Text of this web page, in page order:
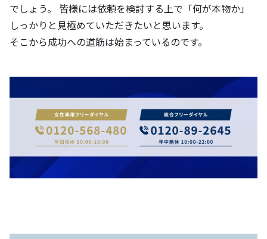
でしょう。 皆様には依頼を検討する上で「何が本物か」
しっかりと見極めていただきたいと思います。
そこから成功への道筋は始まっているのです。